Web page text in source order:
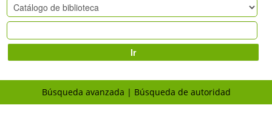
Ir
Búsqueda avanzada Búsqueda de autoridad